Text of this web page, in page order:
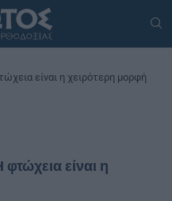
είναι η χειρότερη μορφή
είναι η